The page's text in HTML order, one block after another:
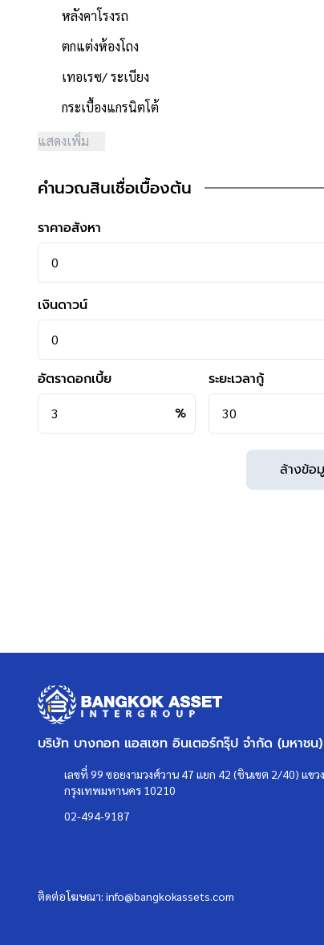
- ถังดักไขมัน
ระบบไฟ
- ตู้ควบคุม
- สายดิน
- สวิสซ์ + เต้ารับ
**จุดเด่นโครงการ–สภาพแวดล้อม**
- โครงการตั้งอยู่บนถนนสายหลัก ได้แก่ ถนนบางบอน, ถ
- ใกล้ห้างสรรพสินค้าเดอะมอลล์ บางแค, เซนทรัลพระ
- ใกล้โรงเรียนสารสาสน์วิเทศบางบอน, โรงเรียนกรพิ
- ตัวบ้าน ห่างจากหน้าโครงการ 700 เมตร
- หน้าโครงการติดถนนใหญ่ ถนนบางบอน5
- เข้า-ออกได้หลายเส้นทาง ได้แก่ ถนนเพชรเกษม, ถ
- ใกล้ทางด่วน "พระราม2"
เรามีบริการด้านสินเชื่อ ติดต่อได้กับทุกธนาคาร สามาร
>>> แล้วทำไมต้องซื้อบ้านมือสอง
คลิก<<<
แผนที่
หลังคาโรงรถ
ตกแต่งห้องโถง
เทอเรซ/ ระเบียง
กระเบื้องแกรนิตโต้
แสดงเพิ่ม
คำนวณสินเชื่อเบื้องต้น
ราคาอสังหา
เงินดาวน์
อัตราดอกเบี้ย
%
ระยะเวลากู้
ล้างข้อ
บริษัท บางกอก แอสเซท อินเตอร์กรุ๊ป จำกัด (มหาชน)
เลขที่ 99 ซอยงามวงศ์วาน 47 แยก 42 (ชินเขต 2/40) แข
กรุงเทพมหานคร 10210
02-494-9187
ติดต่อโฆษณา: info@bangkokassets.com